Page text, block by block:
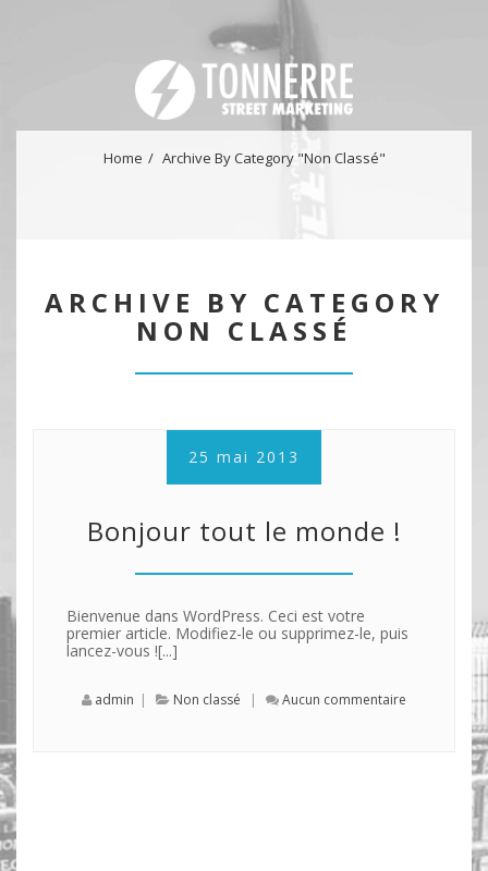
Home Archive By Category "Non Classé"
ARCHIVE BY CATEGORY
NON CLASSÉ
25 mai 2013
Bonjour tout le monde !
Bienvenue dans WordPress. Ceci est votre
premier article. Modifiez-le ou supprimez-le, puis
lancez-vous ![...]
admin | Non classé | Aucun commentaire